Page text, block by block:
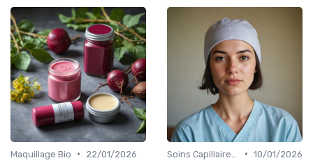
Maquillage Bio •
22/01/2026
• 10/01/2026